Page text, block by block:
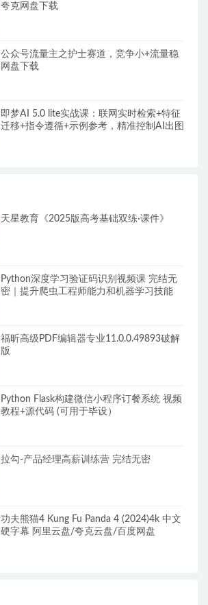
夸克网盘下载
公众号流量主之护士赛道，竞争小+流量稳
网盘下载
即梦AI 5.0 lite实战课：联网实时检索+特征
迁移+指令遵循+示例参考，精准控制AI出图
天星教育《2025版高考基础双练·课件》
Python深度学习验证码识别视频课 完结无
密｜提升爬虫工程师能力和机器学习技能
福昕高级PDF编辑器专业11.0.0.49893破解
版
Python Flask构建微信小程序订餐系统 视频
教程+源代码 (可用于毕设）
拉勾-产品经理高薪训练营 完结无密
功夫熊猫4 Kung Fu Panda 4 (2024)4k 中文
硬字幕 阿里云盘/夸克云盘/百度网盘